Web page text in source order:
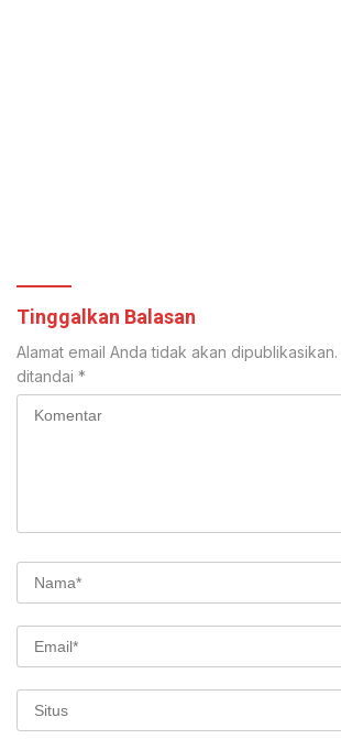
Tinggalkan Balasan
Alamat email Anda tidak akan dipublikasikan.
ditandai *